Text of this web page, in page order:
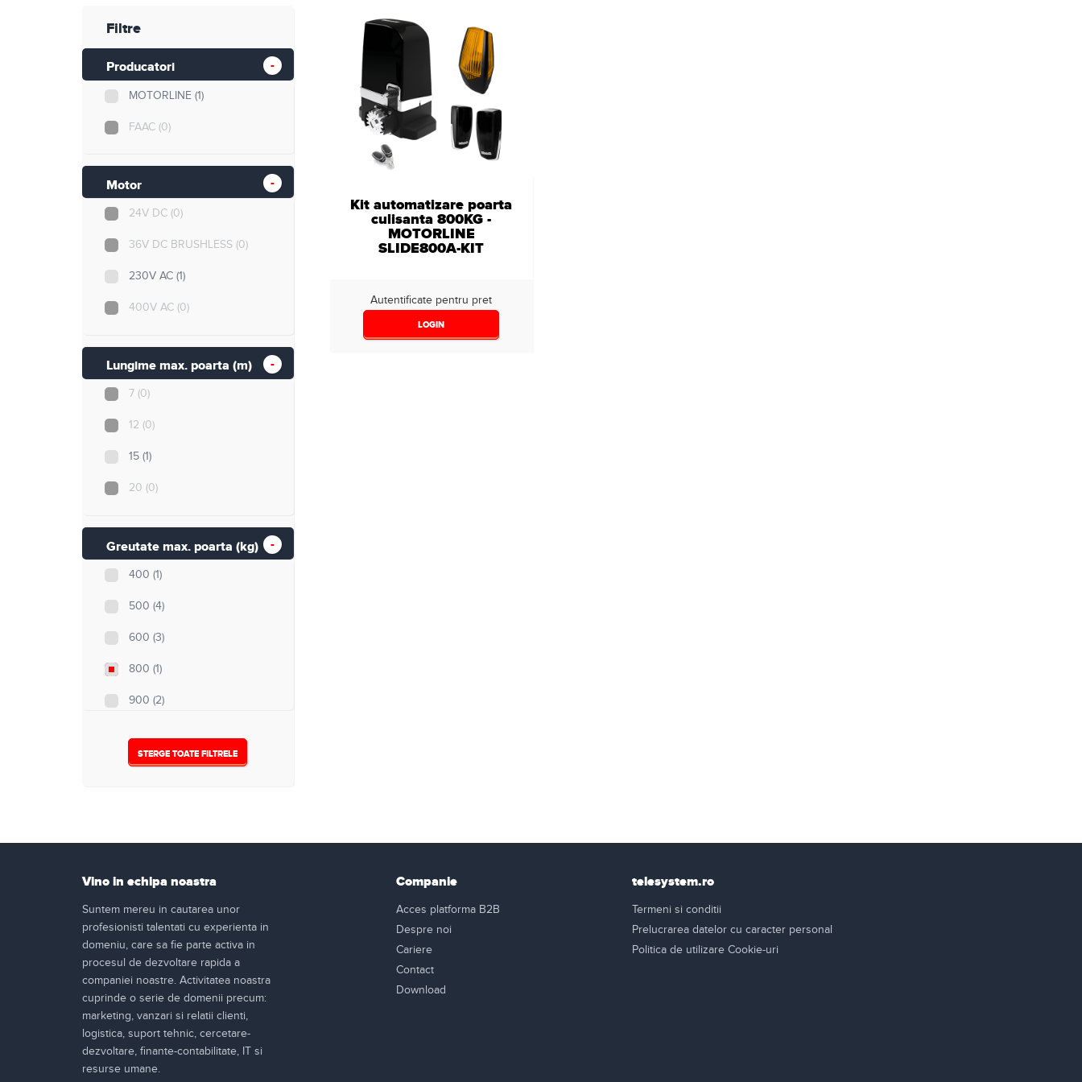
Cabluri si accesorii
Scule si unelte
Filtre
Producatori
MOTORLINE (1)
FAAC (0)
Motor
24V DC (0)
36V DC BRUSHLESS (0)
230V AC (1)
400V AC (0)
Lungime max. poarta (m)
7 (0)
12 (0)
15 (1)
20 (0)
Greutate max. poarta (kg)
400 (1)
500 (4)
600 (3)
800 (1)
900 (2)
1500(0)
Nespecificat(5)
STERGE TOATE FILTRELE
Kit automatizare poarta
culisanta 800KG -
MOTORLINE
SLIDE800A-KIT
Autentificate pentru pret
LOGIN
Vino in echipa noastra
Suntem mereu in cautarea unor
profesionisti talentati cu experienta in
domeniu, care sa fie parte activa in
procesul de dezvoltare rapida a
companiei noastre. Activitatea noastra
cuprinde o serie de domenii precum:
marketing, vanzari si relatii clienti,
logistica, suport tehnic, cercetare-
dezvoltare, finante-contabilitate, IT si
resurse umane.
Companie
Acces platforma B2B
Despre noi
Cariere
Contact
Download
telesystem.ro
Termeni si conditii
Prelucrarea datelor cu caracter personal
Politica de utilizare Cookie-uri